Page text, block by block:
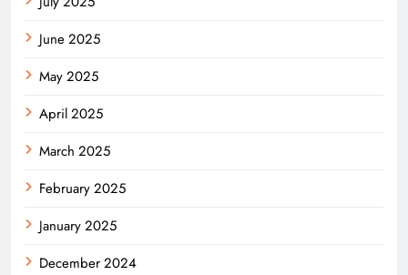
June 2025
May 2025
April 2025
March 2025
February 2025
January 2025
December 2024